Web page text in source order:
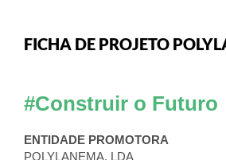
FICHA DE PROJETO
#Construir o Futuro
ENTIDADE PROMOTORA
POLYLANEMA, LDA